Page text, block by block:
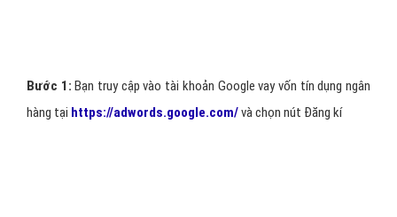
Bước 1: Bạn truy cập vào tài khoản Google vay vốn tín dụng ngân
hàng tại https://adwords.google.com/và chọn nút Đăng kí